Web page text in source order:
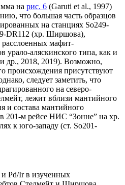
на рис. 6 (Gаruti et al., 1997)
что большая часть образцов
на станциях So249-
DR112 (хр. Ширшова),
расслоенных мафит-
урало-аляскинского типа, как и
др., 2018, 2019). Возможно,
происхождения присутствуют
следует заметить, что
на северо-
лежит вблизи мантийного
и состава мантийного
201-м рейсе НИС “Зонне” на хр.
к юго-западу (ст. So201-
Pd/Ir в изученных